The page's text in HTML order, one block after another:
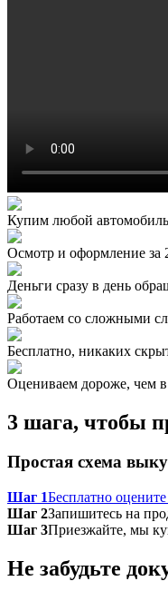
Купим любой автомобиль
Осмотр и оформление за
Деньги сразу в день
Работаем со сложными
Бесплатно, никаких
Оцениваем дороже, чем в
3 шага, чтобы
Простая схема
Шаг 1Бесплатно
Шаг 2Запишитесь на
Шаг 3Приезжайте, мы
Не забудьте